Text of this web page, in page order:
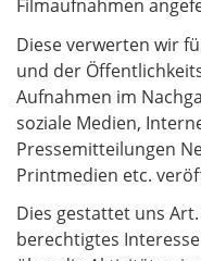
Filmaufnahmen
Diese verwerten wir
und der
Aufnahmen im
soziale Medien,
Pressemitteilungen
Printmedien etc.
Dies gestattet uns Art.
berechtigtes